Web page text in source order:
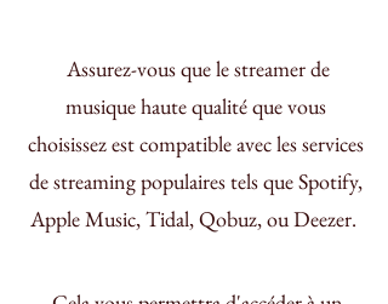
musique haute qualité que vous
choisissez est compatible avec les services
de streaming populaires tels que Spotify,
Apple Music, Tidal, Qobuz, ou Deezer.